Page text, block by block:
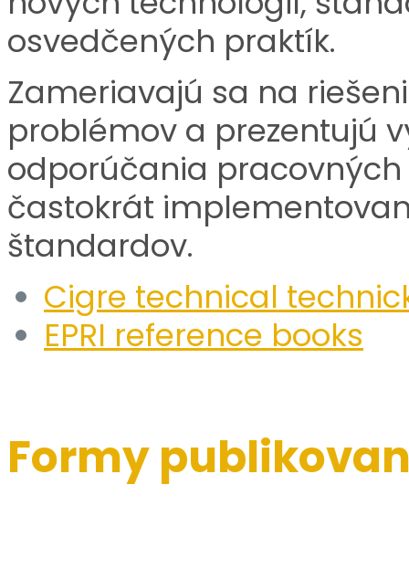
osvedčených praktík.
Zameriavajú sa na
problémov a prezentujú
odporúčania
častokrát
štandardov.
Cigre technical
EPRI reference books
Formy